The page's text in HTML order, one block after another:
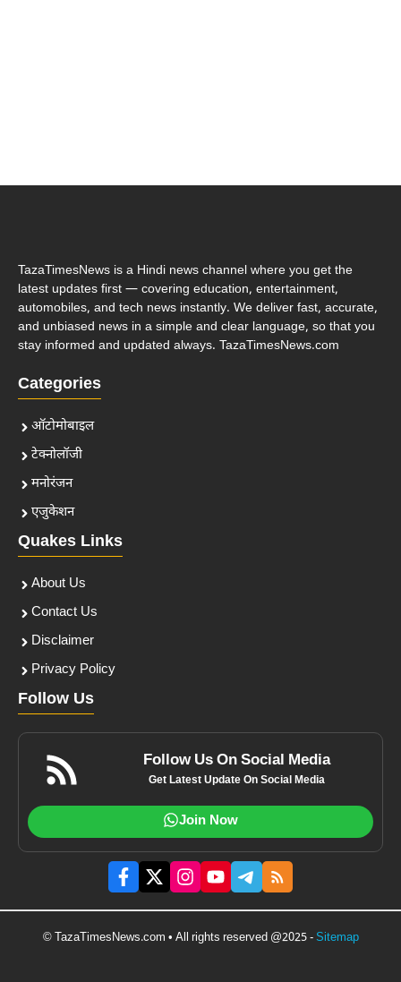
TazaTimesNews is a Hindi news channel where you get the
latest updates first — covering education, entertainment,
automobiles, and tech news instantly. We deliver fast, accurate,
and unbiased news in a simple and clear language, so that you
stay informed and updated always. TazaTimesNews.com
Categories
ऑटोमोबाइल
टेक्नोलॉजी
मनोरंजन
एजुकेशन
Quakes Links
About Us
Contact Us
Disclaimer
Privacy Policy
Follow Us
Follow Us On Social Media
Get Latest Update On Social Media
Join Now
© TazaTimesNews.com • All rights reserved @2025 -Sitemap